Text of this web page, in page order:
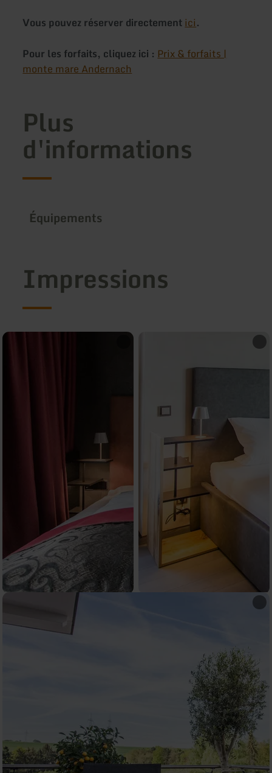
Vous pouvez réserver directementici.
Pour les forfaits, cliquez ici : Prix & forfaits |
monte mare Andernach
Plus
d'informations
Équipements
Impressions